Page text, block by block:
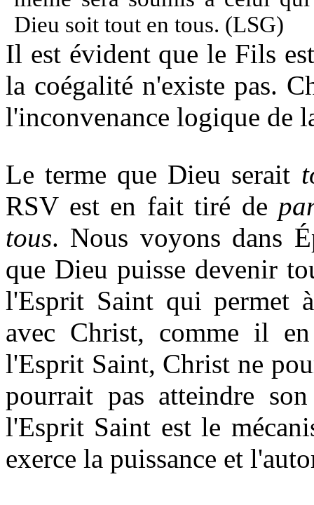
Dieu soit tout en tous. (LSG)
Il est évident que le Fils
la coégalité n'existe pas.
l'inconvenance logique de
Le terme que Dieu serait
RSV est en fait tiré de
tous. Nous voyons dans
que Dieu puisse devenir
l'Esprit Saint qui permet
avec Christ, comme il
l'Esprit Saint, Christ ne
pourrait pas atteindre
l'Esprit Saint est le
exerce la puissance et